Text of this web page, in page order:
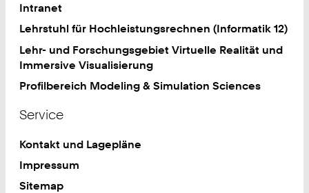
5
8
Intranet
Lehrstuhl für Hochleistungsrechnen (Informatik 12)
Lehr- und Forschungsgebiet Virtuelle Realität und
Immersive Visualisierung
Profilbereich Modeling & Simulation Sciences
Service
Kontakt und Lagepläne
Impressum
Sitemap